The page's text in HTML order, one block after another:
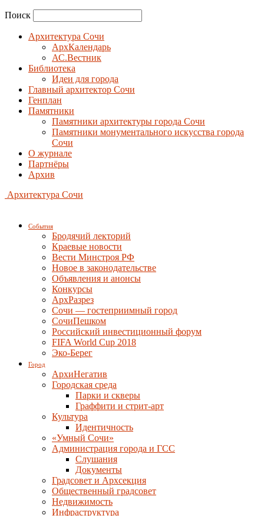
Поиск
Архитектура Сочи
АрхКалендарь
АС.Вестник
Библиотека
Идеи для города
Главный архитектор Сочи
Генплан
Памятники
Памятники архитектуры города Сочи
Памятники монументального искусства города
Сочи
О журнале
Партнёры
Архив
Архитектура Сочи
События
Бродячий лекторий
Краевые новости
Вести Минстроя РФ
Новое в законодательстве
Объявления и анонсы
Конкурсы
АрхРазрез
Сочи — гостеприимный город
СочиПешком
Российский инвестиционный форум
FIFA World Cup 2018
Эко-Берег
Город
АрхиНегатив
Городская среда
Парки и скверы
Граффити и стрит-арт
Культура
Идентичность
«Умный Сочи»
Администрация города и ГСС
Слушания
Документы
Градсовет и Архсекция
Общественный градсовет
Недвижимость
Инфраструктура